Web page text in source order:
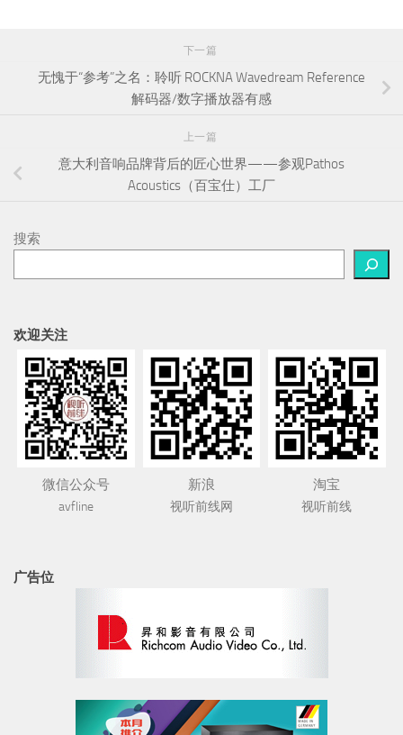
下一篇
无愧于“参考”之名：聆听 ROCKNA Wavedream Reference
解码器/数字播放器有感
上一篇
意大利音响品牌背后的匠心世界——参观Pathos
Acoustics（百宝仕）工厂
搜索
欢迎关注
微信公众号
avfline
新浪
视听前线网
淘宝
视听前线
广告位